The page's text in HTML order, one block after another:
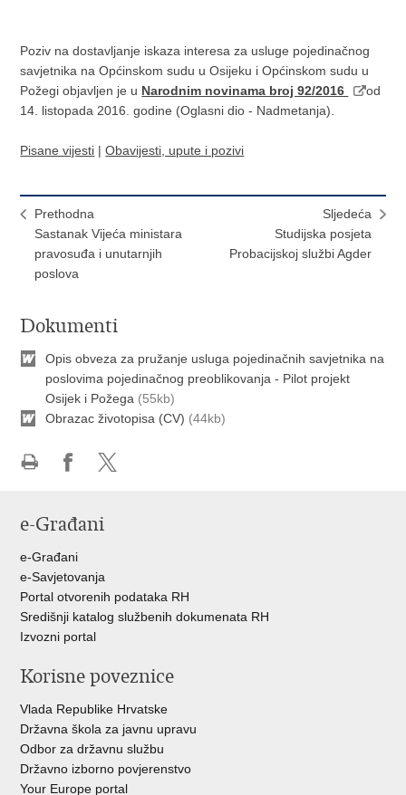
Poziv na dostavljanje iskaza interesa za usluge pojedinačnog
savjetnika na Općinskom sudu u Osijeku i Općinskom sudu u
Požegi objavljen je u Narodnim novinama broj 92/2016
od
14. listopada 2016. godine (Oglasni dio - Nadmetanja).
Pisane vijesti |Obavijesti, upute i pozivi
Prethodna
Sastanak Vijeća ministara
pravosuđa i unutarnjih
poslova
Sljedeća
Studijska posjeta
Probacijskoj službi Agder
Dokumenti
Opis obveza za pružanje usluga pojedinačnih savjetnika na
poslovima pojedinačnog preoblikovanja - Pilot projekt
Osijek i Požega (55kb)
Obrazac životopisa (CV) (44kb)
FacebookuTwitteru
e-Građani
e-Građani
e-Savjetovanja
Portal otvorenih podataka RH
Središnji katalog službenih dokumenata RH
Izvozni portal
Korisne poveznice
Vlada Republike Hrvatske
Državna škola za javnu upravu
Odbor za državnu službu
Državno izborno povjerenstvo
Your Europe portal